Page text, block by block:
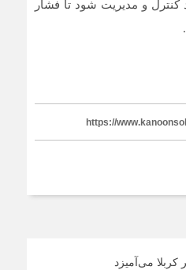
کنترل و مدیریت شود تا فشار
https://
می‌آمیزد